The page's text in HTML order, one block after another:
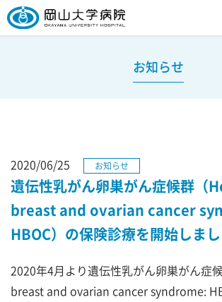
お知らせ
2020/06/25 お知らせ
遺伝性乳がん卵巣がん症候群（
breast and ovarian cancer
HBOC）の保険診療を開始しま
2020年4月より遺伝性乳がん卵巣がん症
breast and ovarian cancer syndrome: